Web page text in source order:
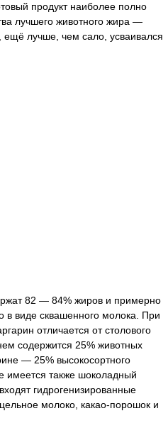
продукт наиболее полно
лучшего животного жира —
ещё лучше, чем сало, усваивался
82 — 84% жиров и примерно
в виде сквашенного молока. При
отличается от столового
содержится 25% животных
— 25% высокосортного
имеется также шоколадный
гидрогенизированные
молоко, какао-порошок и